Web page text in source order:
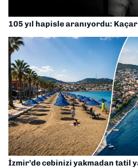
105 yıl hapisle aranıyordu:
İzmir’de cebinizi yakmadan tatil